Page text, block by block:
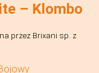
– Klombo
przez Brixani sp. z